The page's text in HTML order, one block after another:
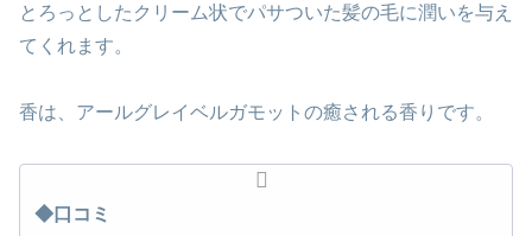
とろっとしたクリーム状でパサついた髪の毛に潤いを与え
てくれます。
香は、アールグレイベルガモットの癒される香りです。
◆口コミ